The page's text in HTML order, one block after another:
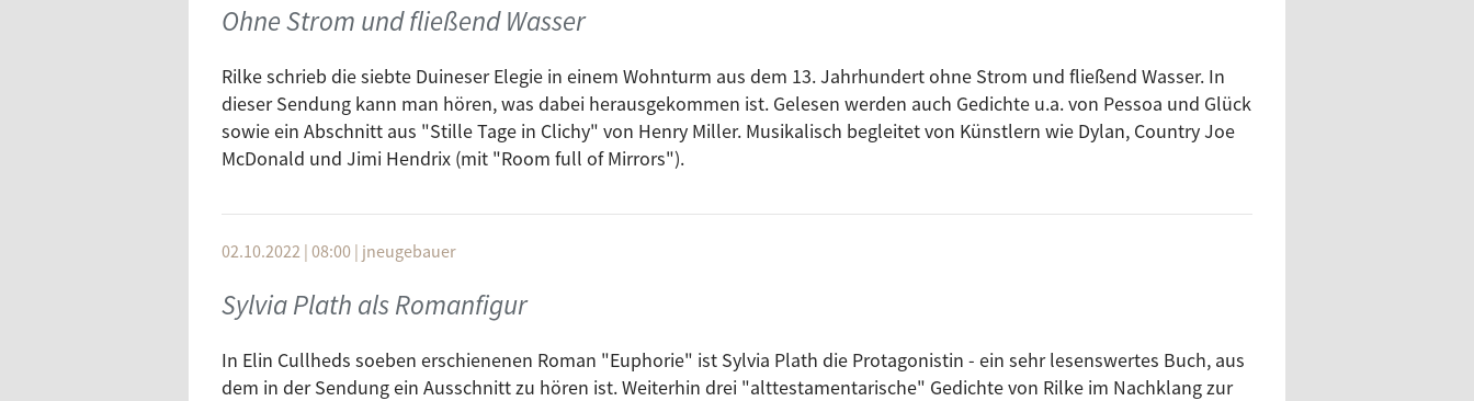
Bob Dylan
Most likely you go your way (and I go mine) Mark Ronson Re-Version
Nina Simone
Just like a woman
Double Dylans
Ich Rettich
Wolfgang Ambros
Früher oder später
Bob Dylan
Stuck Inside of Mobile with the Memphis Blues Again
Ohne Strom und fließend Wasser
Rilke schrieb die siebte Duineser Elegie in einem Wohnturm aus dem 13. Jahrhundert ohne Strom und fließend Wasser. In
dieser Sendung kann man hören, was dabei herausgekommen ist. Gelesen werden auch Gedichte u.a. von Pessoa und Glück
sowie ein Abschnitt aus "Stille Tage in Clichy" von Henry Miller. Musikalisch begleitet von Künstlern wie Dylan, Country Joe
McDonald und Jimi Hendrix (mit "Room full of Mirrors").
02.10.2022 | 08:00 | jneugebauer
Sylvia Plath als Romanfigur
In Elin Cullheds soeben erschienenen Roman "Euphorie" ist Sylvia Plath die Protagonistin - ein sehr lesenswertes Buch, aus
dem in der Sendung ein Ausschnitt zu hören ist. Weiterhin drei "alttestamentarische" Gedichte von Rilke im Nachklang zur